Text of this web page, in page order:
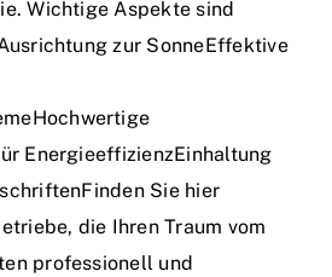
Wichtige Aspekte sind
zur SonneEffektive
EnergieeffizienzEinhaltung
Sie hier
die Ihren Traum vom
professionell und